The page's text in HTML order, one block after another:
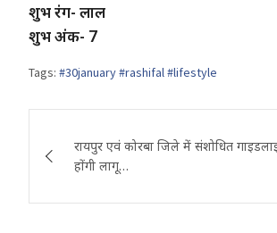
शुभ रंग- लाल
शुभ अंक- 7
Tags: #30january #rashifal #lifestyle
navigation
रायपुर एवं कोरबा जिले में संशोधित
होंगी लागू…